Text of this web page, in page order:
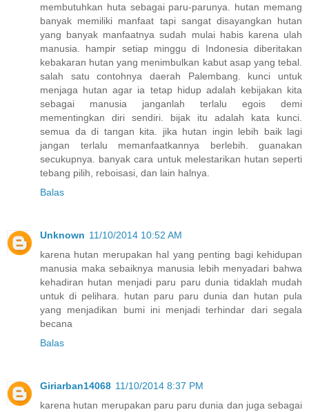
membutuhkan huta sebagai paru-parunya. hutan memang
banyak memiliki manfaat tapi sangat disayangkan hutan
yang banyak manfaatnya sudah mulai habis karena ulah
manusia. hampir setiap minggu di Indonesia diberitakan
kebakaran hutan yang menimbulkan kabut asap yang tebal.
salah satu contohnya daerah Palembang. kunci untuk
menjaga hutan agar ia tetap hidup adalah kebijakan kita
sebagai manusia janganlah terlalu egois demi
mementingkan diri sendiri. bijak itu adalah kata kunci.
semua da di tangan kita. jika hutan ingin lebih baik lagi
jangan terlalu memanfaatkannya berlebih. guanakan
secukupnya. banyak cara untuk melestarikan hutan seperti
tebang pilih, reboisasi, dan lain halnya.
Balas
Unknown 11/10/2014 10:52 AM
karena hutan merupakan hal yang penting bagi kehidupan
manusia maka sebaiknya manusia lebih menyadari bahwa
kehadiran hutan menjadi paru paru dunia tidaklah mudah
untuk di pelihara. hutan paru paru dunia dan hutan pula
yang menjadikan bumi ini menjadi terhindar dari segala
becana
Balas
Giriarban14068 11/10/2014 8:37 PM
karena hutan merupakan paru paru dunia dan juga sebagai